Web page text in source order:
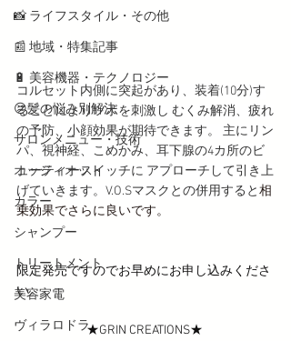
📸 ライフスタイル・その他
📰 地域・特集記事
🔋 美容機器・テクノロジー
😣髪の悩み別解決
サロンメニュー・技術
オッジィオット
カラー
シャンプー
トリートメント
美容家電
ヴィラロドラ
コルセット内側に突起があり、装着(10分)す
ることによりツボを刺激し むくみ解消、疲れ
の予防、小顔効果が期待できます。 主にリン
パ、視神経、こめかみ、耳下腺の4カ所のビ
ューティースイッチに アプローチして引き上
げていきます。V.O.Sマスクとの併用すると相
乗効果でさらに良いです。
限定発売ですのでお早めにお申し込みくださ
い。
★GRIN CREATIONS★